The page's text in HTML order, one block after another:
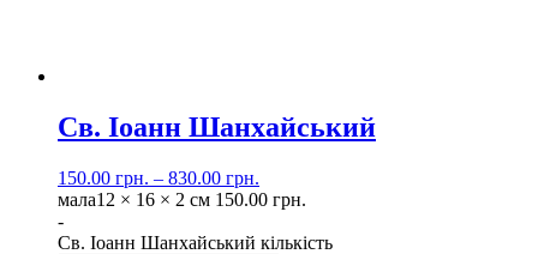
Св. Іоанн Шанхайський
150.00 грн. – 830.00 грн.
мала12 × 16 × 2 см 150.00 грн.
-
Св. Іоанн Шанхайський кількість